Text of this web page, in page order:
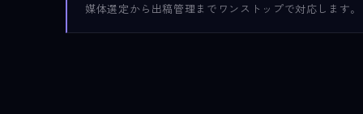
媒体選定から出稿管理までワンストップで対応します。